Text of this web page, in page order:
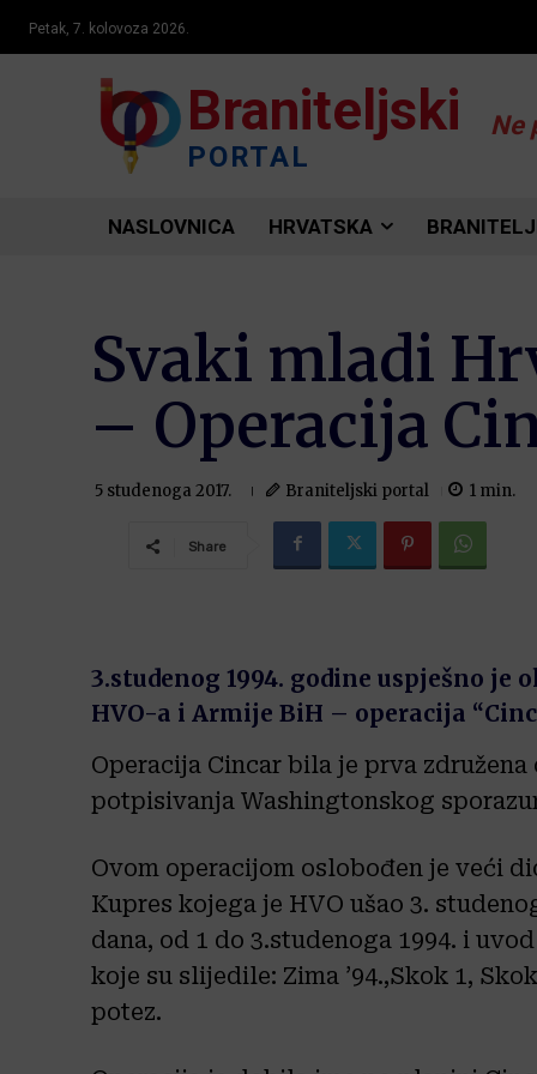
Petak, 7. kolovoza 2026.
Braniteljski
PORTAL
Ne
NASLOVNICA HRVATSKA
Svaki mladi
– Operacija
5 studenoga 2017. Braniteljski portal 1 min.
Share
3.studenog 1994. godine uspješno
HVO-a i Armije BiH – operacija
Operacija Cincar bila je prva
potpisivanja Washingtonskog
Ovom operacijom oslobođen je veći
Kupres kojega je HVO ušao 3.
dana, od 1 do 3.studenoga 1994. i
koje su slijedile: Zima ’94.,Skok 1,
potez.